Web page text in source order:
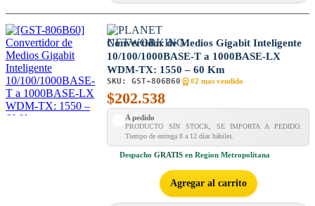
Convertidor de Medios Gigabit Inteligente
10/100/1000BASE-T a 1000BASE-LX
WDM-TX: 1550 – 60 Km
SKU: GST-806B60 #2 mas vendido
$202.538
A pedido
PRODUCTO SIN STOCK, SE IMPORTA A PEDIDO.
Tiempo de entrega 8 a 12 días hábiles.
Despacho GRATIS en Region Metropolitana
Agregar al carrito